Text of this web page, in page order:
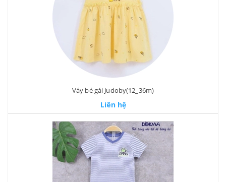
Váy bé gái Judoby(12_36m)
Liên hệ